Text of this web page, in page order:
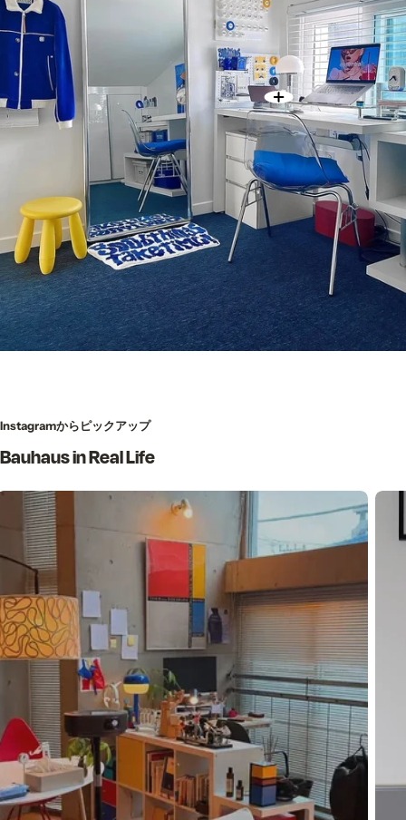
Instagramからピックアップ
Bauhaus in Real Life